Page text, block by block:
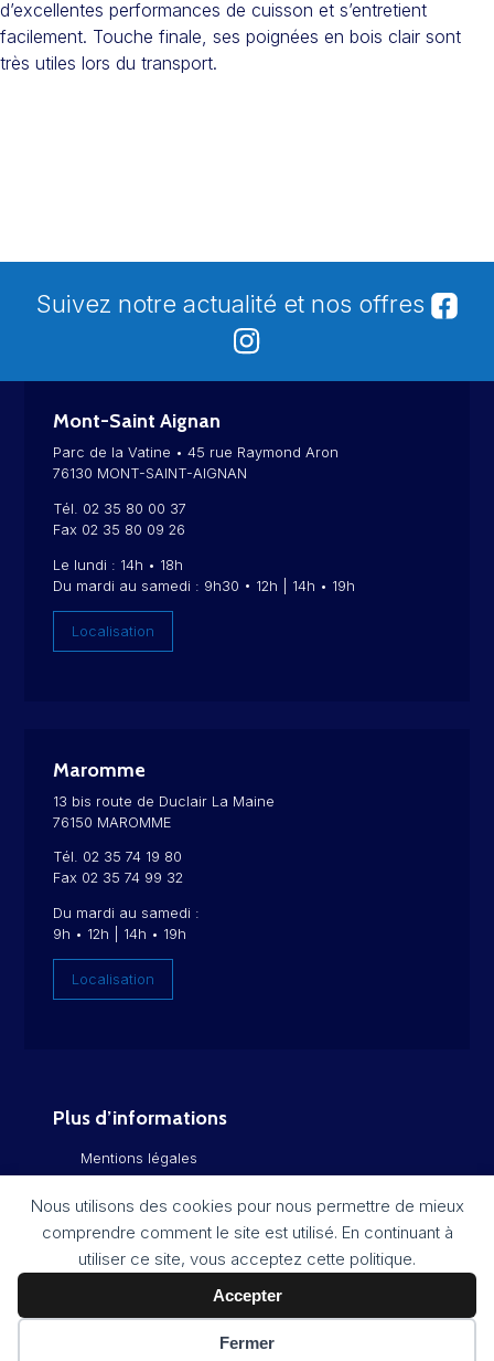
Nous utilisons des cookies pour nous permettre de mieux
comprendre comment le site est utilisé. En continuant à
utiliser ce site, vous acceptez cette politique.
Accepter
Fermer
d’excellentes performances de cuisson et s’entretient
facilement. Touche finale, ses poignées en bois clair sont
très utiles lors du transport.
Suivez notre actualité et nos offres
Mont-Saint Aignan
Parc de la Vatine • 45 rue Raymond Aron
76130 MONT-SAINT-AIGNAN
Tél. 02 35 80 00 37
Fax 02 35 80 09 26
Le lundi : 14h • 18h
Du mardi au samedi : 9h30 • 12h | 14h • 19h
Localisation
Maromme
13 bis route de Duclair La Maine
76150 MAROMME
Tél. 02 35 74 19 80
Fax 02 35 74 99 32
Du mardi au samedi :
9h • 12h | 14h • 19h
Localisation
Plus d’informations
Mentions légales
Politique de confidentialité
Flux RSS
Plan du site
Réalisation :Imagospirit